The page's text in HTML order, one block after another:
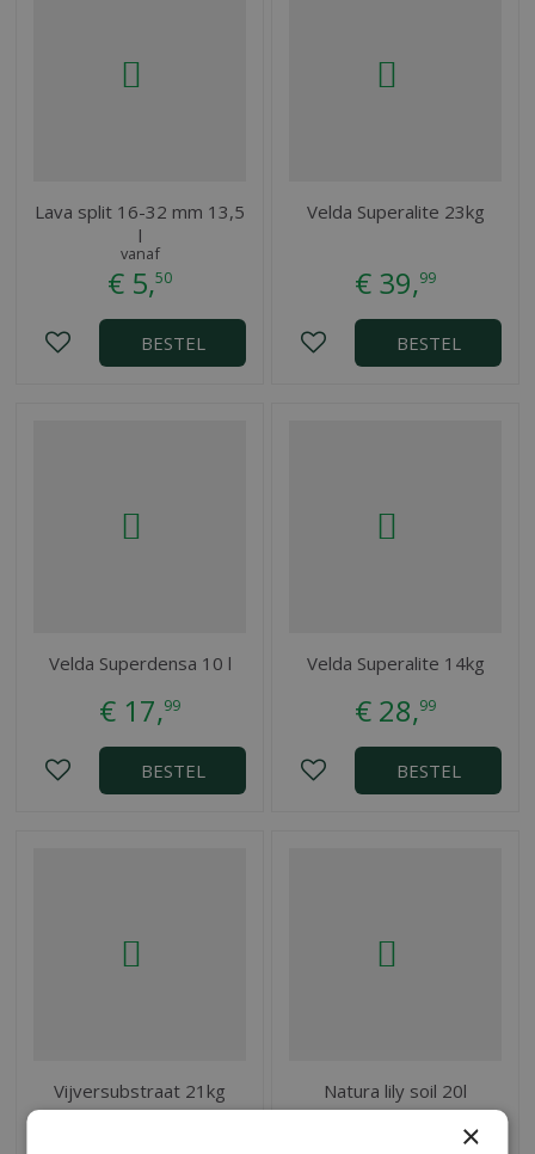
Lava split 16-32 mm 13,5
l
vanaf
€ 5,50
BESTEL
Velda Superalite 23kg
€ 39,99
BESTEL
Velda Superdensa 10 l
€ 17,99
BESTEL
Velda Superalite 14kg
€ 28,99
BESTEL
Vijversubstraat 21kg Natura lily soil 20l
×